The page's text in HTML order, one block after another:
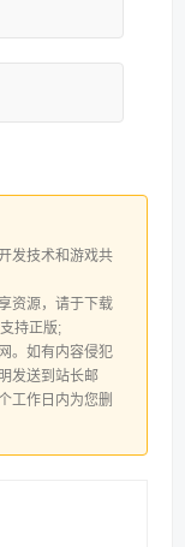
发技术和游戏共
资源，请于下载
持正版;
。如有内容侵犯
发送到站长邮
工作日内为您删